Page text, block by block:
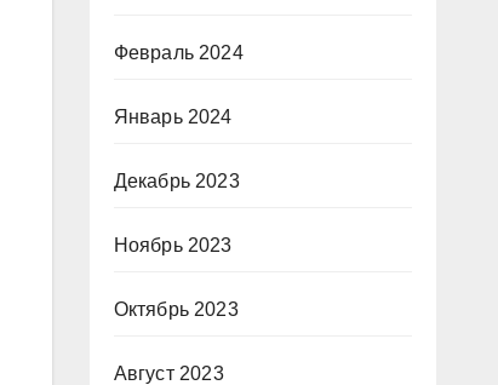
Февраль 2024
Январь 2024
Декабрь 2023
Ноябрь 2023
Октябрь 2023
Август 2023